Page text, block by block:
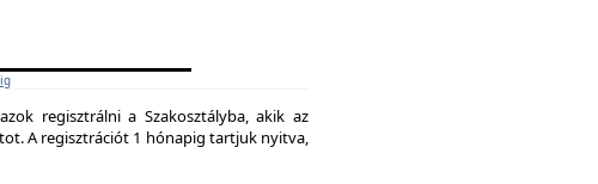
regisztrálni a Szakosztályba, akik az
A regisztrációt 1 hónapig tartjuk nyitva,